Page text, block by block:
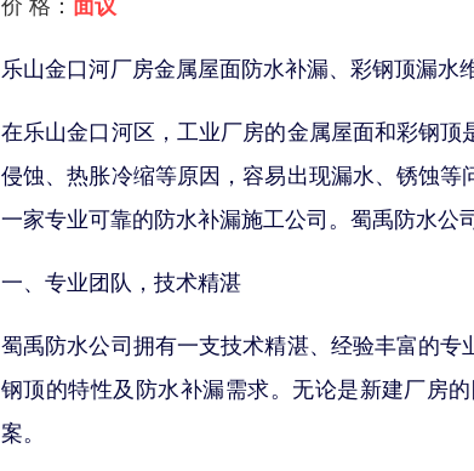
乐山金口河厂房金属屋面防水补漏、彩钢顶漏水
在乐山金口河区，工业厂房的金属屋面和彩钢
侵蚀、热胀冷缩等原因，容易出现漏水、锈蚀
一家专业可靠的防水补漏施工公司。蜀禹防水公
一、专业团队，技术精湛
蜀禹防水公司拥有一支技术精湛、经验丰富的
钢顶的特性及防水补漏需求。无论是新建厂房
案。